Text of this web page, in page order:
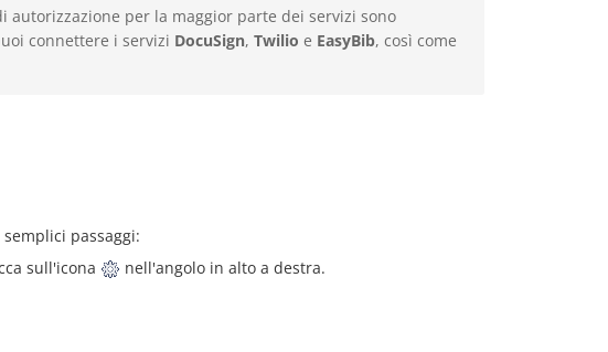
autorizzazione per la maggior parte dei servizi sono
connettere i servizi DocuSign, Twilio e EasyBib, così come
passaggi:
sull'icona
nell'angolo in alto a destra.